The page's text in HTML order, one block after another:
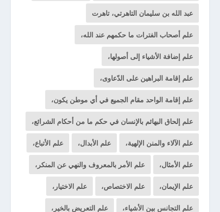
عبد الله بن سليمان التاهرتي، تاهرت
علم أصحاب الفترات ما حكمهم عند الله،
علم إضافة الأشياء إلى أصولها،
علم إقامة البراهين على الدّعاوى،
علم إقامة الواحد مقام الجميع في أي موطن يكون،
علم إلحاق البهائم بالإنسان في حكم ما من أحكام الشرائع،
علم الآلاء والمنن الإلهية، علم الأبدال، علم الأتباع،
علم الأمثال، علم الأمر بالمعروف والنهي عن المنكر،
علم الإيمان، علم الاختصاص، علم الاختيار،
علم التجانس بين الأشياء، علم التعريض بالخير،